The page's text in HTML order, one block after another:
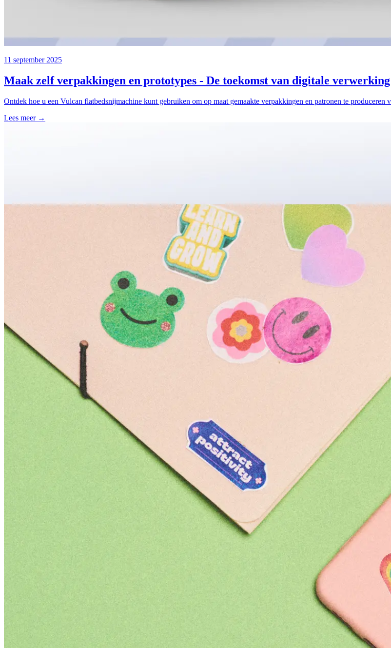
11 september 2025
Maak zelf verpakkingen en prototypes - De toekomst van digitale
Ontdek hoe u een Vulcan flatbedsnijmachine kunt gebruiken om op maat gemaakte verpakkingen en patronen te produceren
Lees meer →